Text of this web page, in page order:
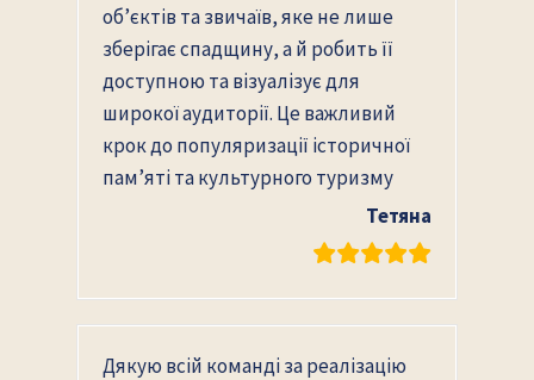
об’єктів та звичаїв, яке не лише
зберігає спадщину, а й робить її
доступною та візуалізує для
широкої аудиторії. Це важливий
крок до популяризації історичної
пам’яті та культурного туризму
Тетяна
Дякую всій команді за реалізацію